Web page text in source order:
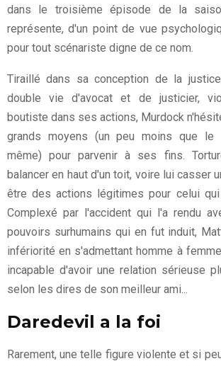
dans le troisième épisode de la
représente, d'un point de vue
pour tout scénariste digne de ce nom.
Tiraillé dans sa conception de la
double vie d'avocat et de justicier,
boutiste dans ses actions, Murdock
grands moyens (un peu moins que le
même) pour parvenir à ses fins.
balancer en haut d'un toit, voire lui casser
être des actions légitimes pour celui
Complexé par l'accident qui l'a rendu
pouvoirs surhumains qui en fut induit,
infériorité en s'admettant homme à
incapable d'avoir une relation sérieuse
selon les dires de son meilleur ami...
Daredevil a la foi
Rarement, une telle figure violente et si